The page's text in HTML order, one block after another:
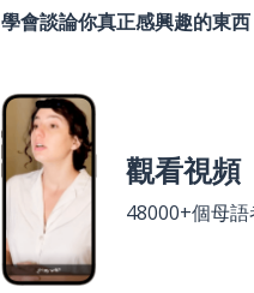
學會談論你真正感興趣的東西
觀看視頻
48000+個母